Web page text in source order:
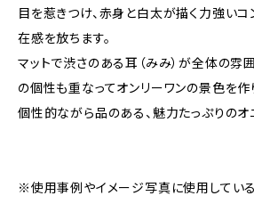
目を惹きつけ、赤身と白太が描く力強いコ
在感を放ちます。
マットで渋さのある耳（みみ）が全体の雰
の個性も重なってオンリーワンの景色を作
個性的ながら品のある、魅力たっぷりのオ
※使用事例やイメージ写真に使用してい